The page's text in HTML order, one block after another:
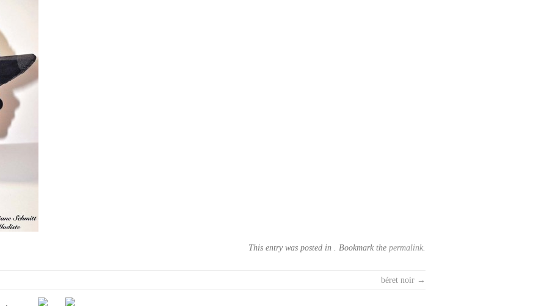
This entry was posted in . Bookmark the permalink.
béret noir →